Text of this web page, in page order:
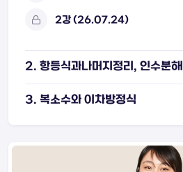
2강 (26.07.24)
2. 항등식과나머지정리, 인수분해
3. 복소수와 이차방정식